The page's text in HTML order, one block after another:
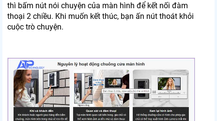
thì bấm nút nói chuyện của màn hình để kết nối đàm
thoại 2 chiều. Khi muốn kết thúc, bạn ấn nút thoát khỏi
cuộc trò chuyện.